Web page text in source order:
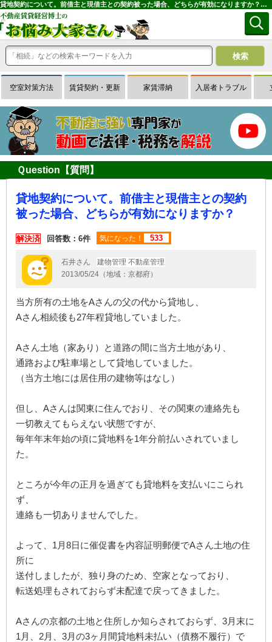
貸地契約について。前借主と現借主との契約被った場合、どちらが有効になりますか？｜専門家に無料相談できる賃貸経営Ｑ＆Ａサイトはお悩み大家さん
空室対策方法 賃貸契約・更新 家賃滞納 入居者トラブル
Ｑuestion【質問】
貸地契約について。前借主と現借主との契約
被った場合、どちらが有効になりますか？
解決済 回答数：6件 気になった！ 533
石井さん
建物管理 不動産管理
2013/05/24（地域：京都府）
当方所有の土地をAさんの父の代から貸地し、
Aさん相続後も27年程貸地していました。
Aさん土地（家あり）と道路の間に当方土地があり、
通路および駐車場として貸地していました。
（当方土地には居住用の建物等はなし）
但し、Aさんは関東に住んでおり、その関東の連絡先も
一切教えてもらえない状態ですが、
毎年年末年始の頃に貸地料を1年分前払いされていまし
た。
ところが今年の正月を過ぎても貸地料を支払いにこられ
ず、
連絡も一切ありませんでした。
よって、1月8日に催促書を内容証明郵便でAさん土地の住
所に
送付しましたが、独り身のため、空家となっており、
転送処理もされておらず未配達で戻ってきました。
Aさんの京都の土地と住所しか知らされておらず、3月末に
1月、2月、3月の3ヶ月間貸地料未払い（債務不履行）で